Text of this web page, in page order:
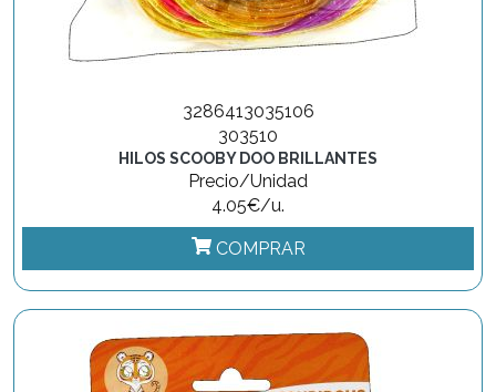
3286413035106
303510
HILOS SCOOBY DOO BRILLANTES
Precio/Unidad
4.05€/u.
COMPRAR